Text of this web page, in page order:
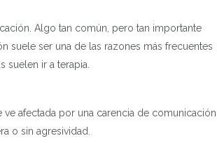
Algo tan común, pero tan importante
suele ser una de las razones más frecuentes
suelen ir a terapia.
ve afectada por una carencia de comunicación
o sin agresividad.